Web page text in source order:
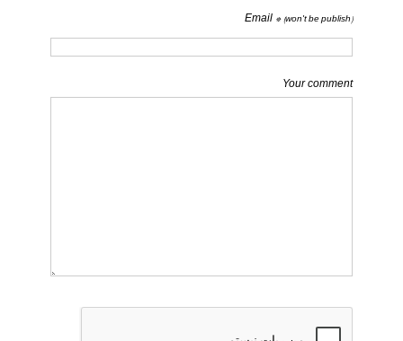
Email * (won't be publish)
Your comment